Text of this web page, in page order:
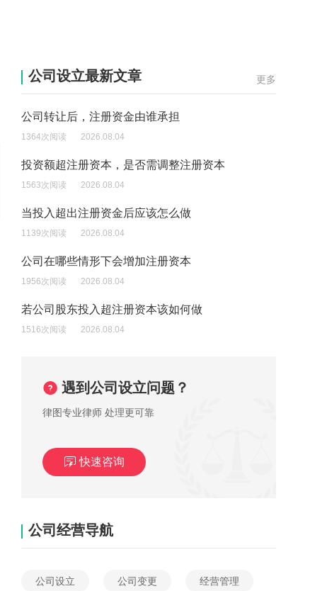
更多
公司设立最新文章
公司转让后，注册资金由谁承担
1364次阅读 2026.08.04
投资额超注册资本，是否需调整注册资本
1563次阅读 2026.08.04
当投入超出注册资金后应该怎么做
1139次阅读 2026.08.04
公司在哪些情形下会增加注册资本
1956次阅读 2026.08.04
若公司股东投入超注册资本该如何做
1516次阅读 2026.08.04
遇到公司设立问题？
律图专业律师 处理更可靠
快速咨询
公司经营导航
公司设立 公司变更 经营管理